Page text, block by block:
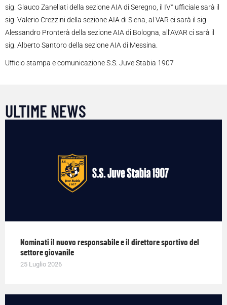
sig. Glauco Zanellati della sezione AIA di Seregno, il IV° ufficiale sarà il
sig. Valerio Crezzini della sezione AIA di Siena, al VAR ci sarà il sig.
Alessandro Pronterà della sezione AIA di Bologna, all’AVAR ci sarà il
sig. Alberto Santoro della sezione AIA di Messina.
Ufficio stampa e comunicazione S.S. Juve Stabia 1907
ULTIME NEWS
Nominati il nuovo responsabile e il direttore sportivo del
settore giovanile
25 Luglio 2026